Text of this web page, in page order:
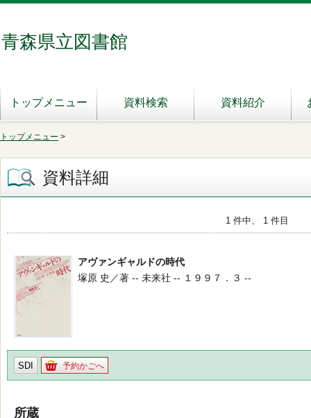
青森県立図書館
トップメニュー 資料検索 資料紹介
トップメニュー >
資料詳細
1 件中、 1 件目
アヴァンギャルドの時代
塚原 史／著 -- 未来社 -- １９９７．３ --
SDI 予約かごへ
所蔵